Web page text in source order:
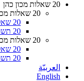
20 שאלות מכון כהן
20 שאלות מכון כהן - מחזור 2
20 שאלות - מחזור 2
20 תשובות - מחזור 2
20 שאלות מכון כהן - מחזור 1
20 שאלות - מחזור 1
20 תשובות - מחזור 1
العربيّة
English